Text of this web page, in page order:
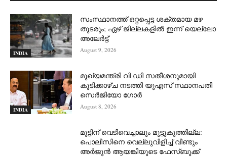
INDIA
സംസ്ഥാനത്ത് ഒറ്റപ്പെട്ട ശക്തമായ മഴ
തുടരും; ഏഴ് ജില്ലകളില്‍ ഇന്ന് യെല്ലോ
അലേര്‍ട്ട്
August 9, 2026
INDIA
മുഖ്യമന്ത്രി വി ഡി സതീശനുമായി
കൂടിക്കാഴ്ച നടത്തി യുഎസ് സ്ഥാനപതി
സെര്‍ജിയോ ഗോര്‍
August 8, 2026
മുട്ടിന് വെടിവെച്ചാലും മുട്ടുകുത്തില്ല:
പൊലീസിനെ വെല്ലുവിളിച്ച് വീണ്ടും
അർജുൻ ആയങ്കിയുടെ ഫേസ്ബുക്ക്